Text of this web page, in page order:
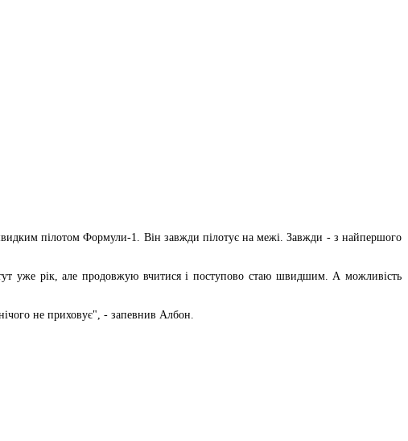
пілотом Формули-1. Він завжди пілотує на межі. Завжди - з найпершого
уже рік, але продовжую вчитися і поступово стаю швидшим. А можливість
не приховує", - запевнив Албон.